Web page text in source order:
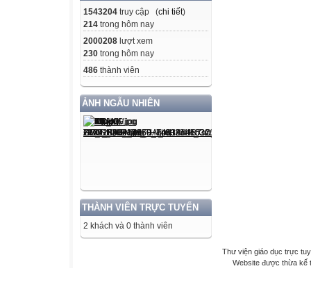
1543204 truy cập (chi tiết)
214 trong hôm nay
2000208 lượt xem
230 trong hôm nay
486 thành viên
ẢNH NGẪU NHIÊN
THÀNH VIÊN TRỰC TUYẾN
2 khách và 0 thành viên
Thư viện giáo dục trực
Website được thừa kế